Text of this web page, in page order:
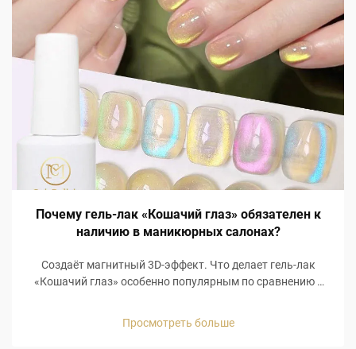
Почему гель-лак «Кошачий глаз» обязателен к
наличию в маникюрных салонах?
Создаёт магнитный 3D-эффект. Что делает гель-лак
«Кошачий глаз» особенно популярным по сравнению с
Гель-лак «Кошачий глаз» содержит специальную
Просмотреть больше